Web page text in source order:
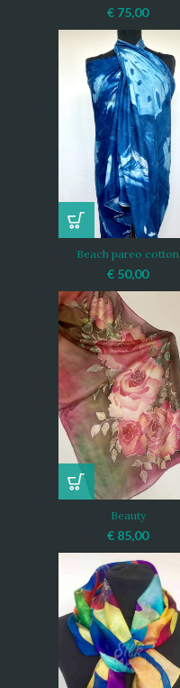
€ 75,00
Beach pareo cotton
€ 50,00
Beauty
€ 85,00